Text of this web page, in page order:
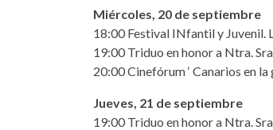
Miércoles, 20 de septiembre
18:00 Festival INfantil y Juvenil.
19:00 Triduo en honor a Ntra.
20:00 Cinefórum ‘ Canarios en
Jueves, 21 de septiembre
19:00 Triduo en honor a Ntra.